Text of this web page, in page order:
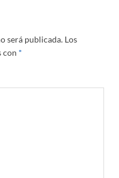
será publicada. Los
con *